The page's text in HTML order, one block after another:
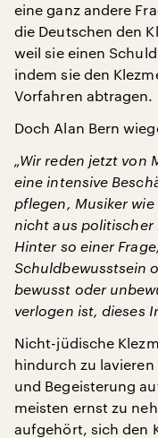
eine ganz andere
die Deutschen den
weil sie einen
indem sie den
Vorfahren abtragen.
Doch Alan Bern
„Wir reden jetzt von
eine intensive
pflegen, Musiker
nicht aus politischer
Hinter so einer
Schuldbewusstsein
bewusst oder
verlogen ist, dieses
Nicht-jüdische
hindurch zu
und Begeisterung
meisten ernst zu
aufgehört, sich den